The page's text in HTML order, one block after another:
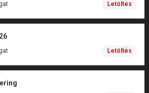
Letöltés
Letöltés